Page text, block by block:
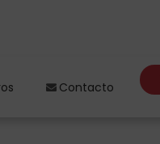
Contacto